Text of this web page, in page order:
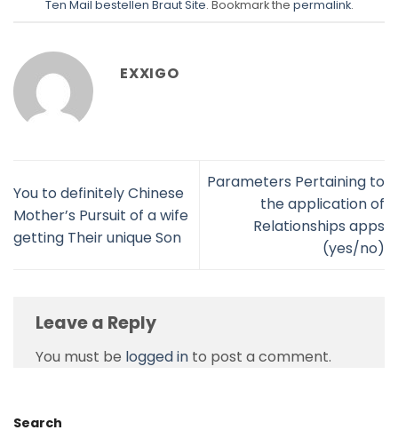
Ten Mail bestellen Braut Site. Bookmark the permalink.
EXXIGO
You to definitely Chinese
Mother’s Pursuit of a wife
getting Their unique Son
Parameters Pertaining to
the application of
Relationships apps
(yes/no)
Leave a Reply
You must be logged in to post a comment.
Search